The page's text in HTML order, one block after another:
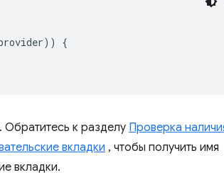
))
{
к разделу Проверка
вкладки , чтобы получить имя
вкладки.